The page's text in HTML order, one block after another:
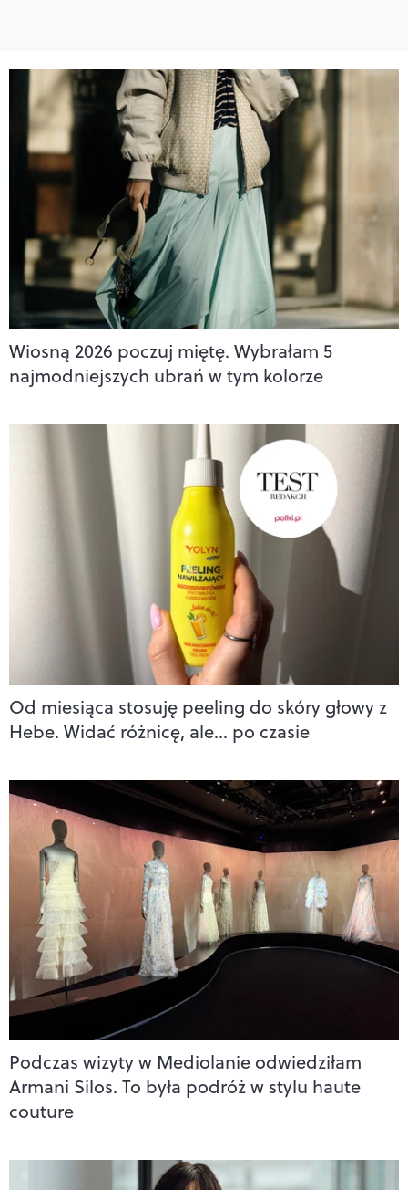
Wiosną 2026 poczuj miętę. Wybrałam 5
najmodniejszych ubrań w tym kolorze
Od miesiąca stosuję peeling do skóry głowy z
Hebe. Widać różnicę, ale… po czasie
Podczas wizyty w Mediolanie odwiedziłam
Armani Silos. To była podróż w stylu haute
couture